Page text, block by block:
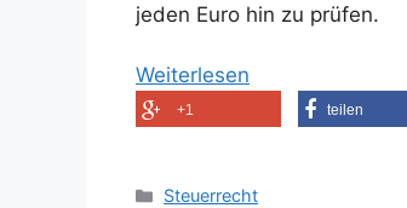
jeden Euro hin zu prüfen.
Weiterlesen
+1 teilen
Kategorien
Steuerrecht